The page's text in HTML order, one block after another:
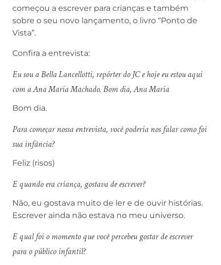
começou a escrever para crianças e também
sobre o seu novo lançamento, o livro “Ponto de
Vista”.
Confira a entrevista:
Eu sou a Bella Lancellotti, repórter do JC e hoje eu estou aqui
com a Ana Maria Machado. Bom dia, Ana Maria
Bom dia.
Para começar nossa entrevista, você poderia nos falar como foi
sua infância?
Feliz (risos)
E quando era criança, gostava de escrever?
Não, eu gostava muito de ler e de ouvir histórias.
Escrever ainda não estava no meu universo.
E qual foi o momento que você percebeu gostar de escrever
para o público infantil?